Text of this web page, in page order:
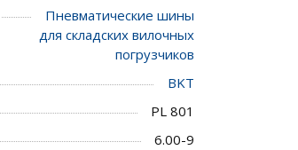
Пневматические шины
для складских вилочных
погрузчиков
BKT
PL 801
6.00-9